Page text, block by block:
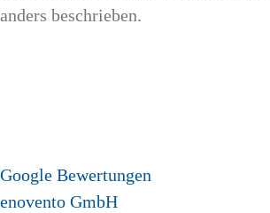
anders beschrieben.
Google Bewertungen
enovento GmbH